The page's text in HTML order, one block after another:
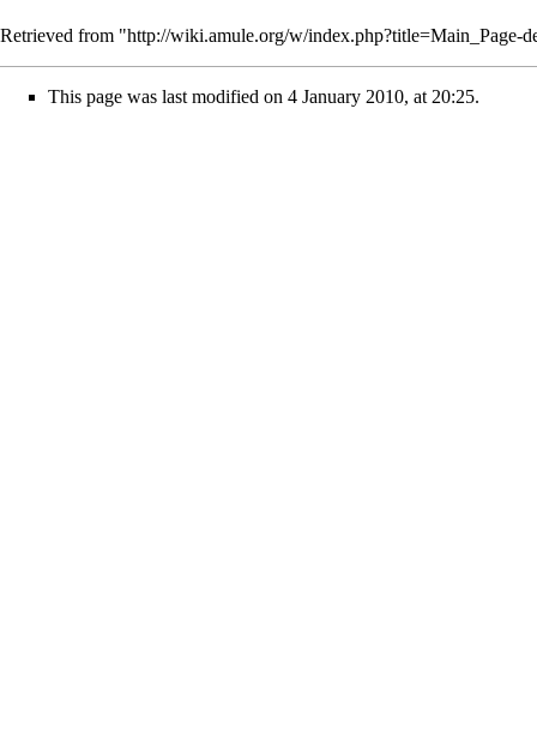
Retrieved from "http://wiki.amule.org/w/index.php?title=Main_Page-
This page was last modified on 4 January 2010, at 20:25.